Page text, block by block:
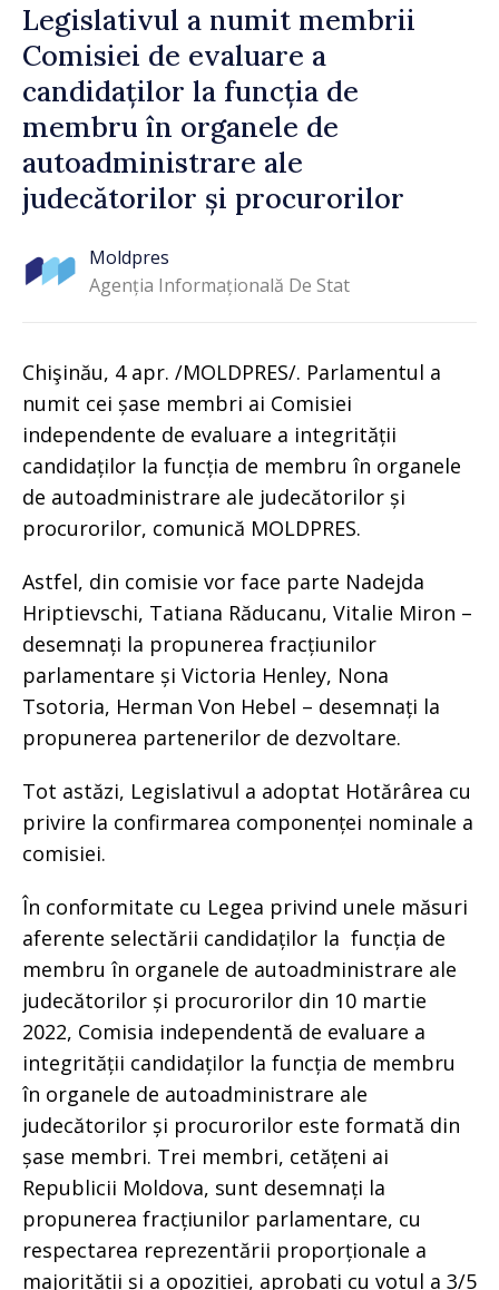
Legislativul a numit membrii
Comisiei de evaluare a
candidaților la funcția de
membru în organele de
autoadministrare ale
judecătorilor și procurorilor
Moldpres
Agenția Informațională De Stat
Chişinău, 4 apr. /MOLDPRES/. Parlamentul a
numit cei șase membri ai Comisiei
independente de evaluare a integrității
candidaților la funcția de membru în organele
de autoadministrare ale judecătorilor și
procurorilor, comunică MOLDPRES.
Astfel, din comisie vor face parte Nadejda
Hriptievschi, Tatiana Răducanu, Vitalie Miron –
desemnați la propunerea fracțiunilor
parlamentare și Victoria Henley, Nona
Tsotoria, Herman Von Hebel – desemnați la
propunerea partenerilor de dezvoltare.
Tot astăzi, Legislativul a adoptat Hotărârea cu
privire la confirmarea componenței nominale a
comisiei.
În conformitate cu Legea privind unele măsuri
aferente selectării candidaților la funcția de
membru în organele de autoadministrare ale
judecătorilor și procurorilor din 10 martie
2022, Comisia independentă de evaluare a
integrității candidaților la funcția de membru
în organele de autoadministrare ale
judecătorilor și procurorilor este formată din
șase membri. Trei membri, cetățeni ai
Republicii Moldova, sunt desemnați la
propunerea fracțiunilor parlamentare, cu
respectarea reprezentării proporționale a
majorității și a opoziției, aprobați cu votul a 3/5